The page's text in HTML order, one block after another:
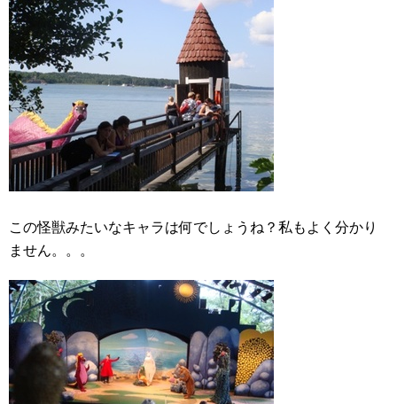
この怪獣みたいなキャラは何でしょうね？私もよく分かり
ません。。。